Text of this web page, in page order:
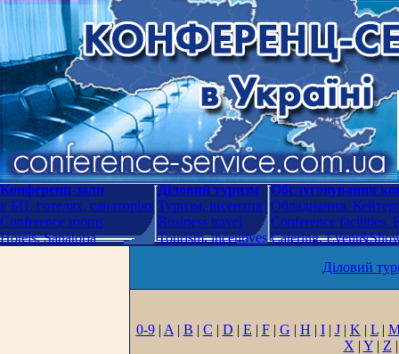
Конференц-зали
в БЦ, готелях, санаторіях
Conference rooms
Hotels. Sanatoria
Діловий туризм
Туризм, інсентив
Business travel
Tourism, incentives
Обслуговування
Обладнання.
Conference facilities.
Catering.
Діловий
0-9| A | B | C | D | E | F| G | H | I| J| K | L|
X | Y| Z |